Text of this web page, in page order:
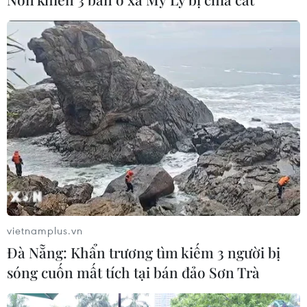
Sử dụng AI minh bạch, an toàn và có
trách nhiệm trong hoạt động báo chí
21/07/2026 10:49
Quan hệ đặc biệt Việt Nam-Lào sẽ
mãi phát triển đi vào chiều sâu
20/07/2026 10:02
vietnamplus.vn
Đà Nẵng: Khẩn trương tìm kiếm 3 người bị
sóng cuốn mất tích tại bán đảo Sơn Trà